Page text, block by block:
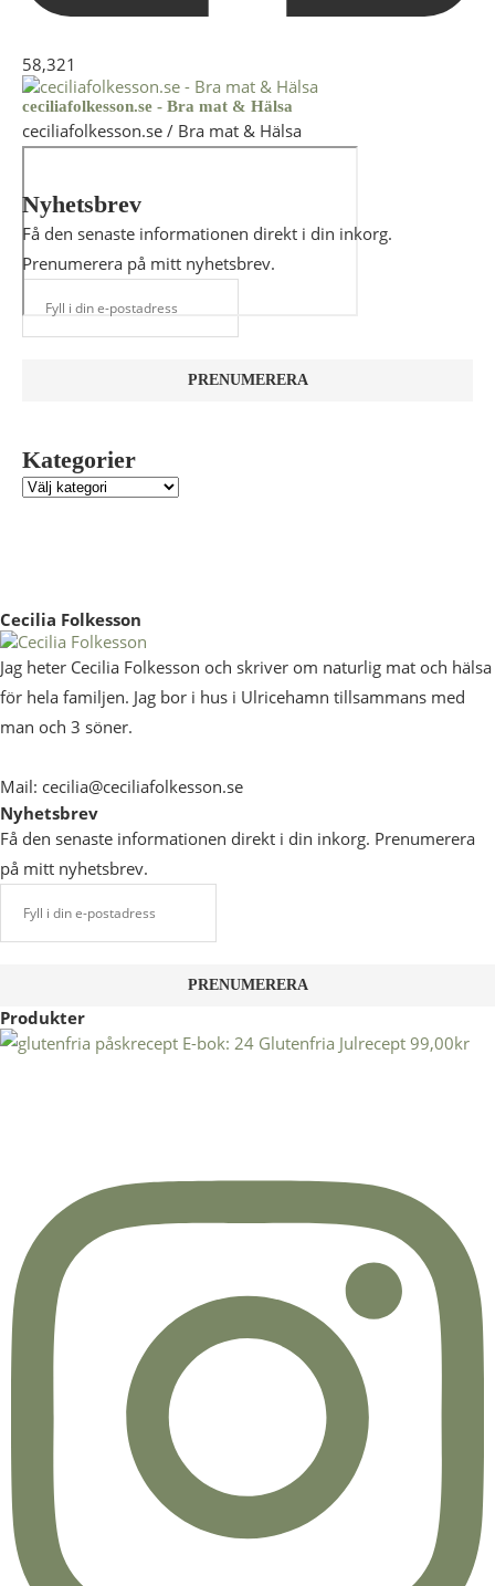
58,321
ceciliafolkesson.se - Bra mat & Hälsa
ceciliafolkesson.se / Bra mat & Hälsa
Nyhetsbrev
Få den senaste informationen direkt i din inkorg.
Prenumerera på mitt nyhetsbrev.
Kategorier
Cecilia Folkesson
Jag heter Cecilia Folkesson och skriver om naturlig mat och hälsa
för hela familjen. Jag bor i hus i Ulricehamn tillsammans med
man och 3 söner.
Mail: cecilia@ceciliafolkesson.se
Nyhetsbrev
Få den senaste informationen direkt i din inkorg. Prenumerera
på mitt nyhetsbrev.
Produkter
E-bok: 24 Glutenfria Julrecept 99,00kr